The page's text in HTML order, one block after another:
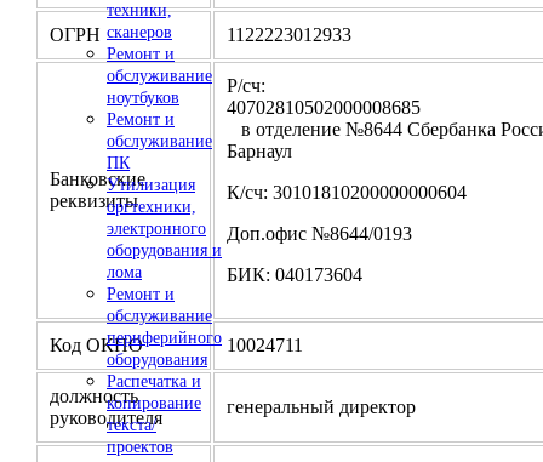
техники,
сканеров
Ремонт и
обслуживание
ноутбуков
Ремонт и
обслуживание
ПК
Утилизация
оргтехники,
электронного
оборудования и
лома
Ремонт и
обслуживание
периферийного
оборудования
Распечатка и
копирование
текста/
проектов
ОГРН 1122223012933
Банковские
реквизиты
Р/сч:
в отделение №8644 Сбербанка
Барнаул
К/сч: 30101810200000000604
Доп.офис №8644/0193
БИК: 040173604
Код ОКПО 10024711
должность
руководителя
генеральный директор